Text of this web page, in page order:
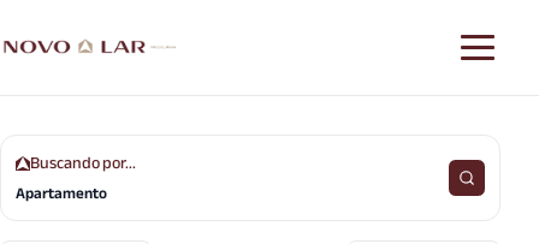
Buscando por...
Apartamento